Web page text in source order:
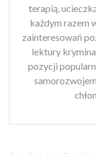
terapią,
każdym razem
zainteresowań
lektury
pozycji